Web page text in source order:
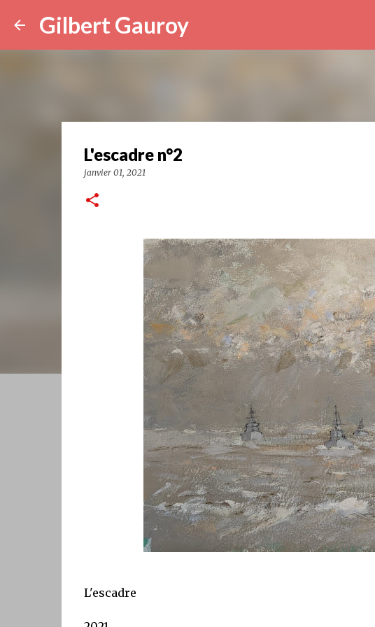
Gilbert Gauroy
L'escadre n°2
janvier 01, 2021
L'escadre